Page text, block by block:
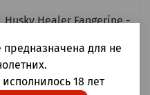
Husky Healer Fangerine -
12000 затяжек 20мг Hard
(2% Hard)
1 050 ₽
для не
18 лет